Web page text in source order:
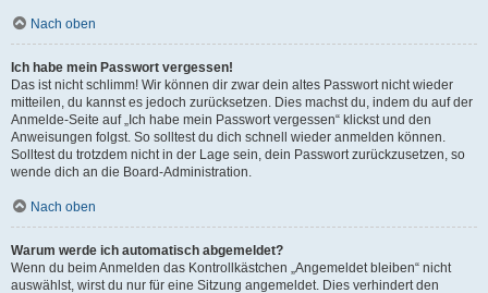
Nach oben
Ich habe mein Passwort vergessen!
Das ist nicht schlimm! Wir können dir zwar dein altes Passwort nicht wieder
mitteilen, du kannst es jedoch zurücksetzen. Dies machst du, indem du auf der
Anmelde-Seite auf „Ich habe mein Passwort vergessen“ klickst und den
Anweisungen folgst. So solltest du dich schnell wieder anmelden können.
Solltest du trotzdem nicht in der Lage sein, dein Passwort zurückzusetzen, so
wende dich an die Board-Administration.
Nach oben
Warum werde ich automatisch abgemeldet?
Wenn du beim Anmelden das Kontrollkästchen „Angemeldet bleiben“ nicht
auswählst, wirst du nur für eine Sitzung angemeldet. Dies verhindert den